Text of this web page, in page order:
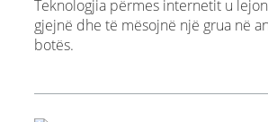
Teknologjia përmes internetit u
gjejnë dhe të mësojnë një grua në
botës.